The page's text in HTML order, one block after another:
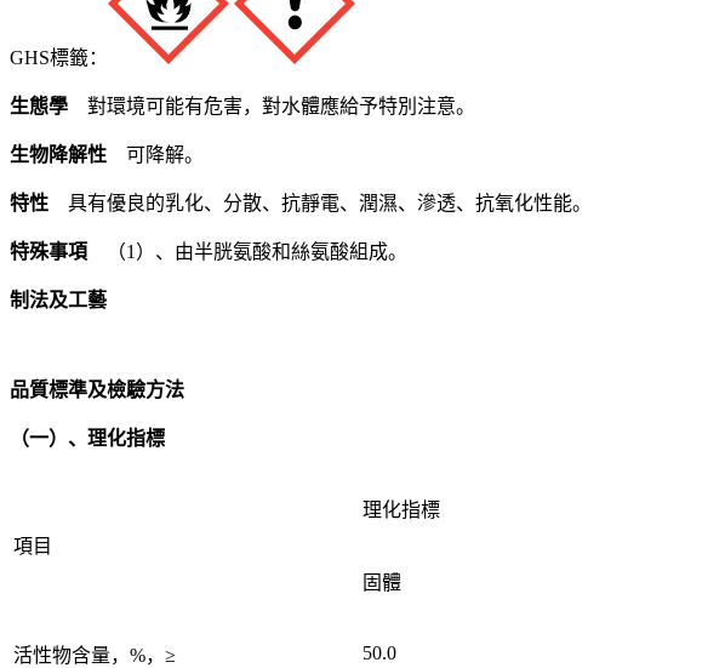
GHS標籤：
生態學 對環境可能有危害，對水體應給予特別注意。
生物降解性 可降解。
特性 具有優良的乳化、分散、抗靜電、潤濕、滲透、抗氧化性能。
特殊事項 （1）、由半胱氨酸和絲氨酸組成。
制法及工藝
品質標準及檢驗方法
（一）、理化指標
項目
理化指標
固體
活性物含量，%，≥ 50.0